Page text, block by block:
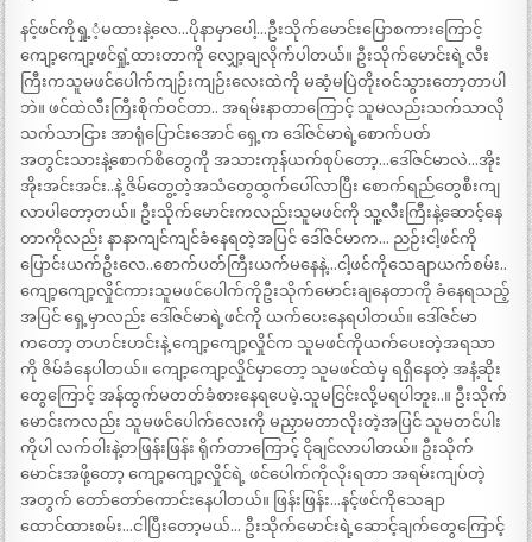
နင့်ဖင်ကိုရှု့ံ့မထားနဲ့လေ…ပိုနာမှာပေါ့…ဦးသိုက်မောင်းပြောစကားကြောင့်
ကျော့ကျော့ဖင်ရှုံ့ထားတာကို လျှော့ချလိုက်ပါတယ်။ ဦးသိုက်မောင်းရဲ့လီး
ကြီးကသူမဖင်ပေါက်ကျဉ်းကျဉ်းလေးထဲကို မဆံ့မပြဲတိုးဝင်သွားတော့တာပါ
ဘဲ။ ဖင်ထဲလီးကြီးစိုက်ဝင်တာ.. အရမ်းနာတာကြောင့် သူမလည်းသက်သာလို
သက်သာငြား အာရုံပြောင်းအောင် ရှေ့က ဒေါ်ဇင်မာရဲ့စောက်ပတ်
အတွင်းသားနဲ့စောက်စိတွေကို အသားကုန်ယက်စုပ်တော့…ဒေါ်ဇင်မာလဲ…အိုး
အိုးအင်းအင်း..နဲ့ ဇိမ်တွေ့တဲ့အသံတွေထွက်ပေါ်လာပြီး စောက်ရည်တွေစီးကျ
လာပါတော့တယ်။ ဦးသိုက်မောင်းကလည်းသူမဖင်ကို သူ့လီးကြီးနဲ့ဆောင့်နေ
တာကိုလည်း နာနာကျင်ကျင်ခံနေရတဲ့အပြင် ဒေါ်ဇင်မာက… ညဉ်းငါ့ဖင်ကို
ပြောင်းယက်ဦးလေ..စောက်ပတ်ကြီးယက်မနေနဲ့…ငါ့ဖင်ကိုသေချာယက်စမ်း..
ကျော့ကျော့လှိုင်ကားသူမဖင်ပေါက်ကိုဦးသိုက်မောင်းချနေတာကို ခံနေရသည့်
အပြင် ရှေ့မှာလည်း ဒေါ်ဇင်မာရဲ့ဖင်ကို ယက်ပေးနေရပါတယ်။ ဒေါ်ဇင်မာ
ကတော့ တဟင်းဟင်းနဲ့ ကျော့ကျော့လှိုင်က သူမဖင်ကိုယက်ပေးတဲ့အရသာ
ကို ဇိမ်ခံနေပါတယ်။ ကျော့ကျော့လှိုင်မှာတော့ သူမဖင်ထဲမှ ရရှိနေတဲ့ အနံ့ဆိုး
တွေကြောင့် အန်ထွက်မတတ်ခံစားနေရပေမဲ့.သူမငြင်းလို့မရပါဘူး..။ ဦးသိုက်
မောင်းကလည်း သူမဖင်ပေါက်လေးကို မညှာမတာလိုးတဲ့အပြင် သူမတင်ပါး
ကိုပါ လက်ဝါးနဲ့တဖြန်းဖြန်း ရိုက်တာကြောင့် ငိုချင်လာပါတယ်။ ဦးသိုက်
မောင်းအဖို့တော့ ကျော့ကျော့လှိုင်ရဲ့ ဖင်ပေါက်ကိုလိုးရတာ အရမ်းကျပ်တဲ့
အတွက် တော်တော်ကောင်းနေပါတယ်။ ဖြန်းဖြန်း…နင့်ဖင်ကိုသေချာ
ထောင်ထားစမ်း…ငါပြီးတော့မယ်… ဦးသိုက်မောင်းရဲ့ဆောင့်ချက်တွေကြောင့်